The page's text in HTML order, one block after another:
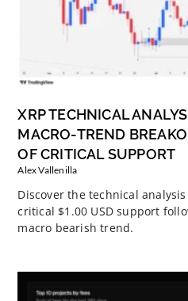
XRP TECHNICAL
MACRO-TREND
OF CRITICAL SUPPORT
Alex Vallenilla
Discover the technical
critical $1.00 USD support
macro bearish trend.